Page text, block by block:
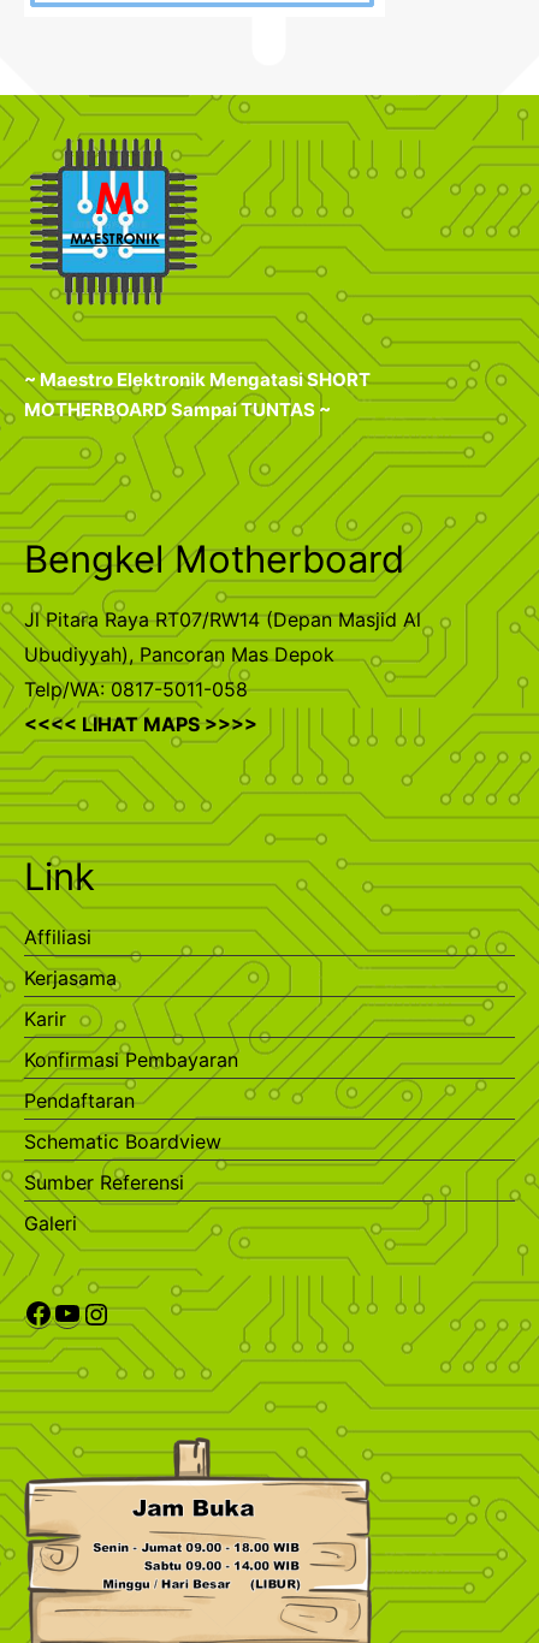
~ Maestro Elektronik Mengatasi SHORT
MOTHERBOARD Sampai TUNTAS ~
Bengkel Motherboard
Jl Pitara Raya RT07/RW14 (Depan Masjid Al
Ubudiyyah), Pancoran Mas Depok
Telp/WA: 0817-5011-058
<<<< LIHAT MAPS >>>>
Link
Affiliasi
Kerjasama
Karir
Konfirmasi Pembayaran
Pendaftaran
Schematic Boardview
Sumber Referensi
Galeri